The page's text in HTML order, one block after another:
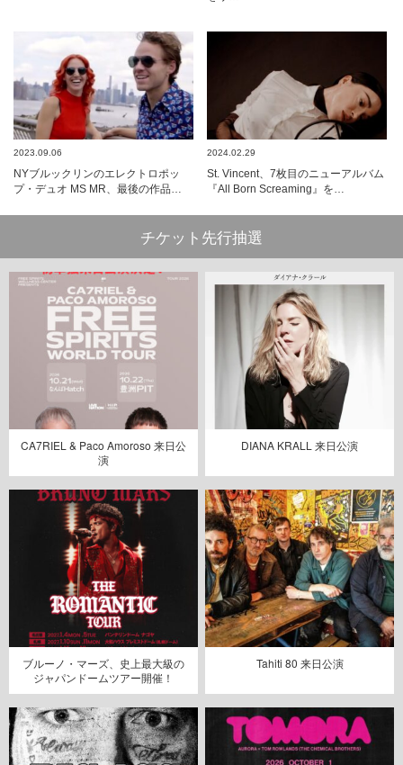
2023.09.06
NYブルックリンのエレクトロポッ
プ・デュオ MS MR、最後の作品…
2024.02.29
St. Vincent、7枚目のニューアルバム
『All Born Screaming』を…
チケット先行抽選
CA7RIEL & Paco Amoroso 来日公
演
DIANA KRALL 来日公演
ブルーノ・マーズ、史上最大級の
ジャパンドームツアー開催！
Tahiti 80 来日公演